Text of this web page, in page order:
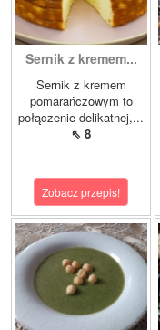
Sernik z kremem...
Sernik z kremem
pomarańczowym to
połączenie delikatnej,...
⇖ 8
Zobacz przepis!